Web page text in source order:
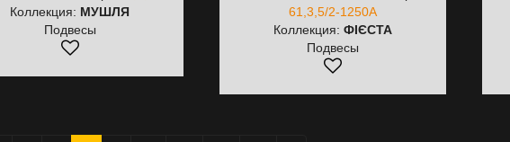
Коллекция: МУШЛЯ
Подвесы
61,3,5/2-1250А
Коллекция:ФІЄСТА
Подвесы